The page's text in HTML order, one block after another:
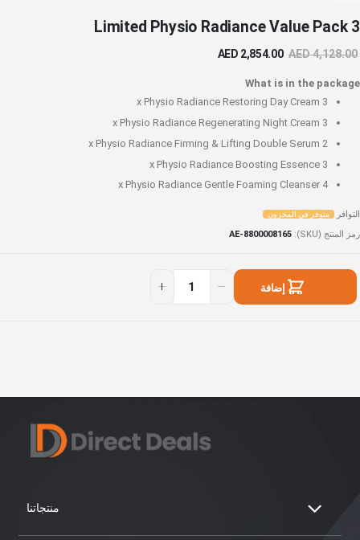
إلى
معرض
الصور
Limited Physio Radiance Value Pack 3
AED 4,128.00
AED 2,854.00
What is in the package
3 x
Physio Radiance Restoring Day Cream
3 x
Physio Radiance Regenerating Night Cream
2 x
Physio Radiance Firming & Lifting Double Serum
3 x
Physio Radiance Boosting Essence
4 x
Physio Radiance Gentle Foaming Cleanser
التوافر متوفر في المخزون
رمز المنتج (SKU) AE-8800008165
Physio
Radiance
في
المخزون
إضافة
منتجاتنا